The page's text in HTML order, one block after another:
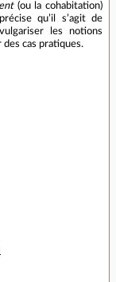
(ou la cohabitation)
qu’il s’agit de
les notions
cas pratiques.